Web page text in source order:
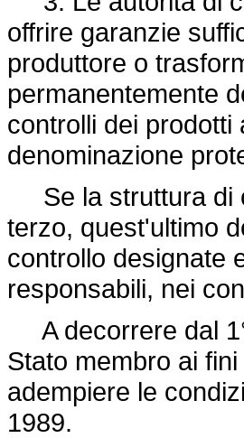
offrire garanzie
produttore o
permanentemente
controlli dei prodotti
denominazione
Se la struttura di
terzo, quest'ultimo
controllo designate
responsabili, nei
A decorrere dal
Stato membro ai
adempiere le
1989.